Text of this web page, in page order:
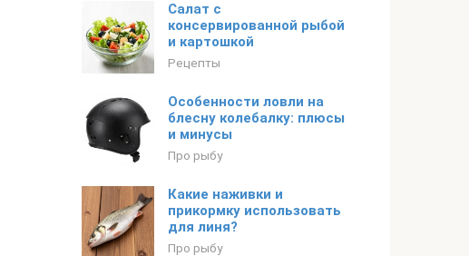
Салат с
консервированной рыбой
и картошкой
Рецепты
Особенности ловли на
блесну колебалку: плюсы
и минусы
Про рыбу
Какие наживки и
прикормку использовать
для линя?
Про рыбу